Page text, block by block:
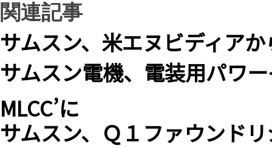
関連記事
サムスン、米エヌビディア
サムスン電機、電装用パワ
MLCC’に
サムスン、Ｑ１ファウンド